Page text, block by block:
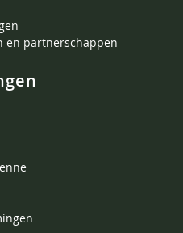
en partnerschappen